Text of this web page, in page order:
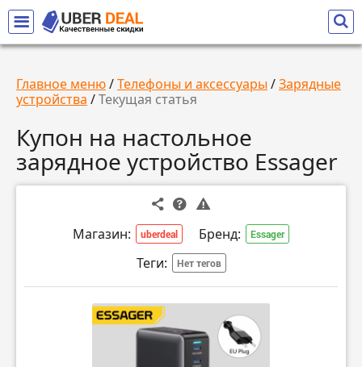
Главное меню/Телефоны и аксессуары /Зарядные
устройства /Текущая статья
Купон на настольное
зарядное устройство Essager
Магазин: uberdeal Бренд: Essager
Теги: Нет тегов